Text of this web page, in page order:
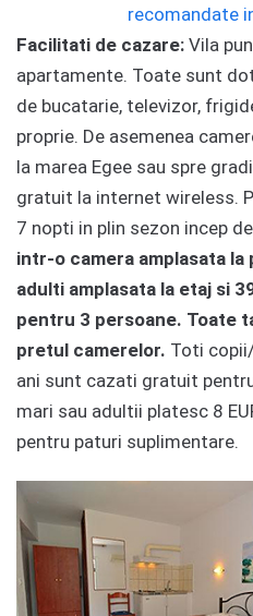
recomandate
Facilitati de cazare: Vila
apartamente. Toate sunt
de bucatarie, televizor,
proprie. De asemenea
la marea Egee sau spre
gratuit la internet wireless.
7 nopti in plin sezon incep
intr-o camera amplasata la
adulti amplasata la etaj si
pentru 3 persoane. Toate
pretul camerelor. Toti
ani sunt cazati gratuit
mari sau adultii platesc 8
pentru paturi suplimentare.